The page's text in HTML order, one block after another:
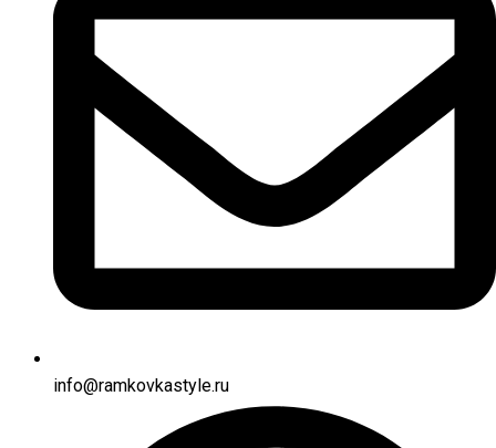
info@ramkovkastyle.ru